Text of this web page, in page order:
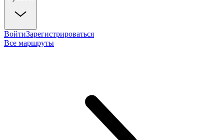
ВойтиЗарегистрироваться
Все маршруты